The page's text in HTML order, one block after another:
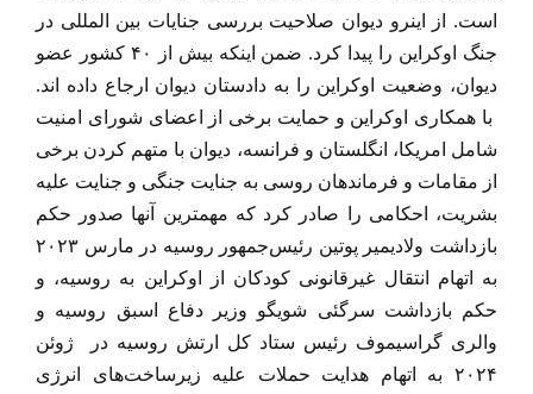
است. از اینرو دیوان صلاحیت بررسی جنایات بین المللی در
جنگ اوکراین را پیدا کرد. ضمن اینکه بیش از ۴۰ کشور عضو
دیوان، وضعیت اوکراین را به دادستان دیوان ارجاع داده اند.
با همکاری اوکراین و حمایت برخی از اعضای شورای امنیت
شامل امریکا، انگلستان و فرانسه، دیوان با متهم کردن برخی
از مقامات و فرماندهان روسی به جنایت جنگی و جنایت علیه
بشریت، احکامی را صادر کرد که مهمترین آنها صدور حکم
بازداشت ولادیمیر پوتین رئیس‌جمهور روسیه در مارس ۲۰۲۳
به اتهام انتقال غیرقانونی کودکان از اوکراین به روسیه، و
حکم بازداشت سرگئی شویگو وزیر دفاع اسبق روسیه و
والری گراسیموف رئیس ستاد کل ارتش روسیه در ژوئن
۲۰۲۴ به اتهام هدایت حملات علیه زیرساخت‌های انرژی